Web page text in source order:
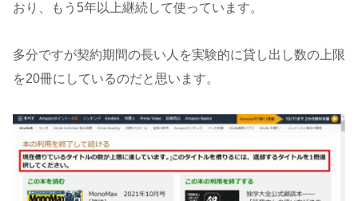
おり、もう5年以上継続して使っています。
多分ですが契約期間の長い人を実験的に貸し出し数の上限
を20冊にしているのだと思います。